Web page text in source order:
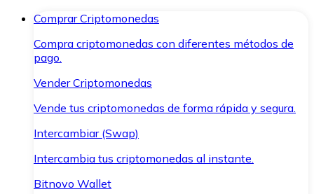
Comprar Criptomonedas
Compra criptomonedas con diferentes métodos de
pago.
Vender Criptomonedas
Vende tus criptomonedas de forma rápida y segura.
Intercambiar (Swap)
Intercambia tus criptomonedas al instante.
Bitnovo Wallet